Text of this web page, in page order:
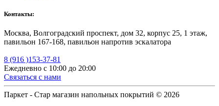
Контакты:
Москва, Волгоградский проспект, дом 32, корпус 25, 1 этаж,
павильон 167-168, павильон напротив эскалатора
8 (916 )153-37-81
Ежедневно с 10:00 до 20:00
Связаться с нами
Паркет - Стар магазин напольных покрытий © 2026